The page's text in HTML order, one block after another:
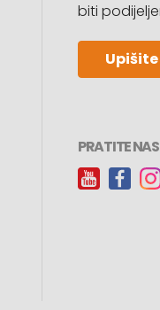
biti
PRATITE NAS